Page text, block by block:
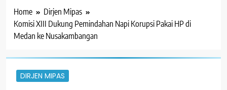
Home
Dirjen Mipas
Komisi XIII Dukung Pemindahan Napi Korupsi Pakai HP di
Medan ke Nusakambangan
DIRJEN MIPAS